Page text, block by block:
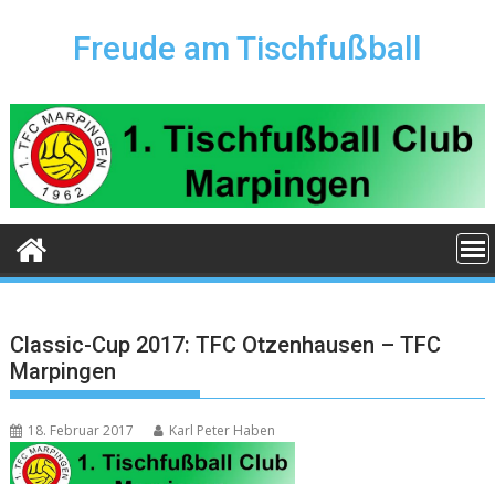
Freude am Tischfußball
Classic-Cup 2017: TFC Otzenhausen – TFC
Marpingen
18. Februar 2017 Karl Peter Haben